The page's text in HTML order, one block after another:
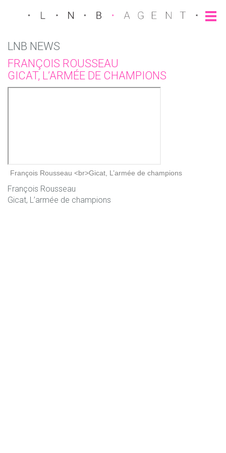
LNB NEWS
FRANÇOIS ROUSSEAU
GICAT, L’ARMÉE DE CHAMPIONS
François Rousseau
Gicat, L’armée de champions